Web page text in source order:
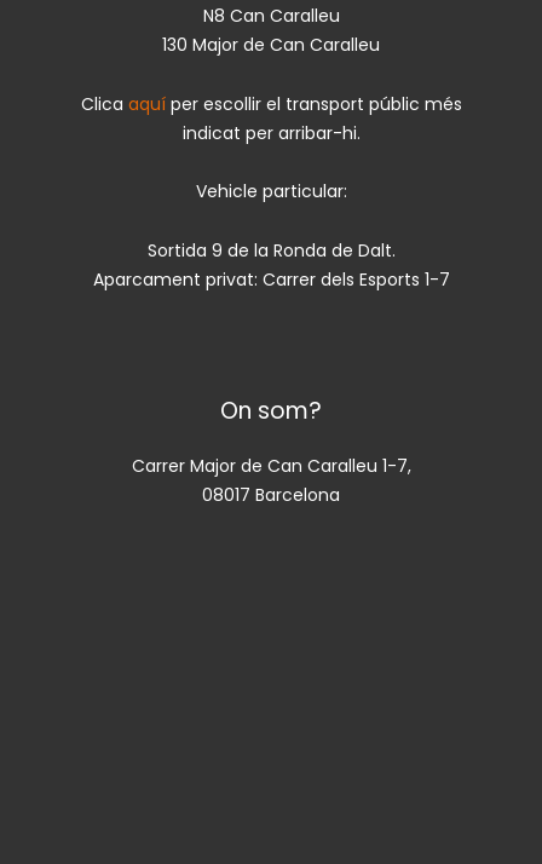
N8 Can Caralleu
130 Major de Can Caralleu
Clica aquí per escollir el transport públic més
indicat per arribar-hi.
Vehicle particular:
Sortida 9 de la Ronda de Dalt.
Aparcament privat: Carrer dels Esports 1-7
On som?
Carrer Major de Can Caralleu 1-7,
08017 Barcelona